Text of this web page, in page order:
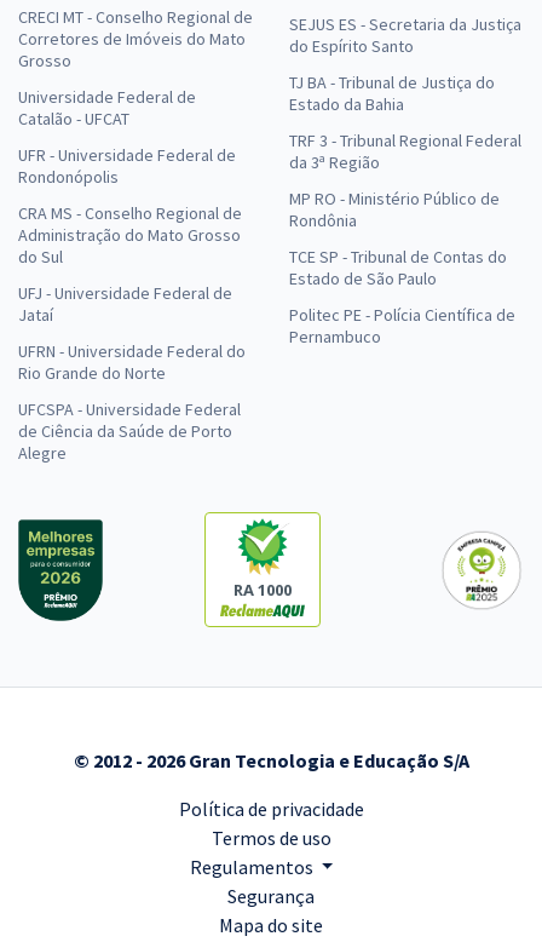
CRECI MT - Conselho Regional de
Corretores de Imóveis do Mato
Grosso
Universidade Federal de
Catalão - UFCAT
UFR - Universidade Federal de
Rondonópolis
CRA MS - Conselho Regional de
Administração do Mato Grosso
do Sul
UFJ - Universidade Federal de
Jataí
UFRN - Universidade Federal do
Rio Grande do Norte
UFCSPA - Universidade Federal
de Ciência da Saúde de Porto
Alegre
SEJUS ES - Secretaria da Justiça
do Espírito Santo
TJ BA - Tribunal de Justiça do
Estado da Bahia
TRF 3 - Tribunal Regional Federal
da 3ª Região
MP RO - Ministério Público de
Rondônia
TCE SP - Tribunal de Contas do
Estado de São Paulo
Politec PE - Polícia Científica de
Pernambuco
RA 1000
© 2012 - 2026 Gran Tecnologia e Educação S/A
Política de privacidade
Termos de uso
Regulamentos
Segurança
Mapa do site